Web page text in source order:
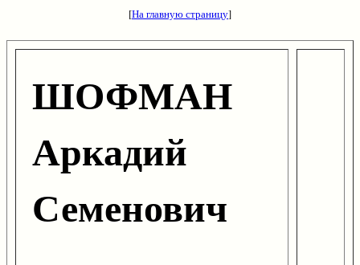
[На главную страницу]
ШОФМАН
Аркадий
Семенович